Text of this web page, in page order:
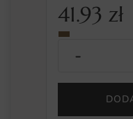
41.93zł